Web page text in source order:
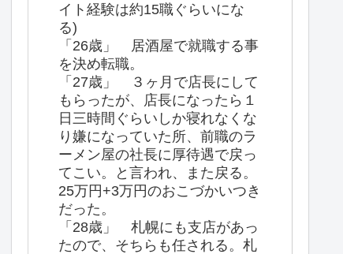
イト経験は約15職ぐらいにな
る)
「26歳」 居酒屋で就職する事
を決め転職。
「27歳」 ３ヶ月で店長にして
もらったが、店長になったら１
日三時間ぐらいしか寝れなくな
り嫌になっていた所、前職のラ
ーメン屋の社長に厚待遇で戻っ
てこい。と言われ、また戻る。
25万円+3万円のおこづかいつき
だった。
「28歳」 札幌にも支店があっ
たので、そちらも任される。札